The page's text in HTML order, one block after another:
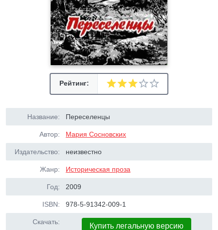
Рейтинг:
Название: Переселенцы
Автор: Мария Сосновских
Издательство: неизвестно
Жанр: Историческая проза
Год: 2009
ISBN: 978-5-91342-009-1
Скачать: Купить легальную версию